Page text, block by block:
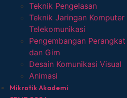
Teknik Pengelasan
Teknik Jaringan Komputer
Telekomunikasi
Pengembangan
dan Gim
Desain Komunikasi Visual
Animasi
Mikrotik Akademi